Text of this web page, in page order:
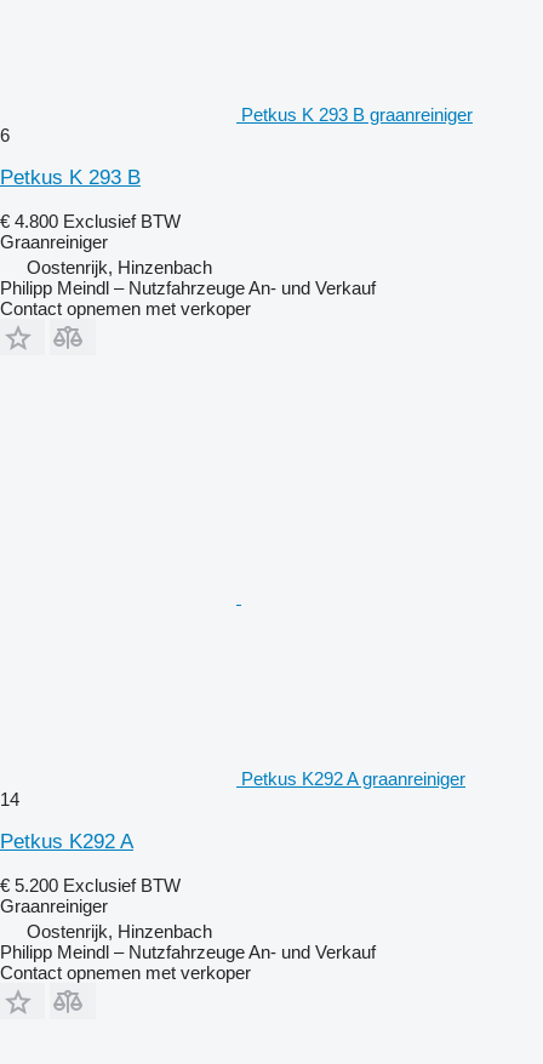
Petkus K 293 B graanreiniger
6
Petkus K 293 B
€ 4.800 Exclusief BTW
Graanreiniger
Oostenrijk, Hinzenbach
Philipp Meindl – Nutzfahrzeuge An- und Verkauf
Contact opnemen met verkoper
Petkus K292 A graanreiniger
14
Petkus K292 A
€ 5.200 Exclusief BTW
Graanreiniger
Oostenrijk, Hinzenbach
Philipp Meindl – Nutzfahrzeuge An- und Verkauf
Contact opnemen met verkoper